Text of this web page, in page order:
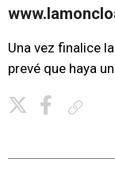
Una vez finalice
prevé que haya